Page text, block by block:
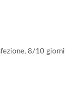
8/10 giorni